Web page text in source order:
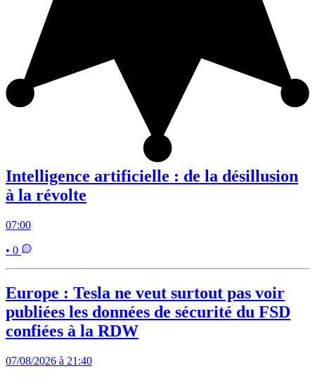
Intelligence artificielle : de la désillusion
à la révolte
07:00
• 0
Europe : Tesla ne veut surtout pas voir
publiées les données de sécurité du FSD
confiées à la RDW
07/08/2026 à 21:40